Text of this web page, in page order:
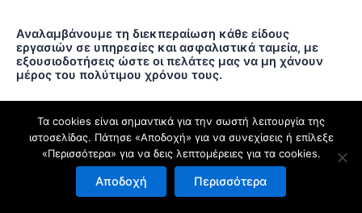
Αναλαμβάνουμε τη διεκπεραίωση κάθε είδους
εργασιών σε υπηρεσίες και ασφαλιστικά ταμεία, με
εξουσιοδοτήσεις ώστε οι πελάτες μας να μη χάνουν
μέρος του πολύτιμου χρόνου τους.
Copyright © 2026 Λογιστικό Γραφείο Ε.Ν.Α - Ελένη & Νικολέττα
Αρβανίτη | Powered by L3O
Τα cookies είναι σημαντικά για την σωστή λειτουργία της
ιστοσελίδας. Πάτησε «Αποδοχή» για να συνεχίσεις ή επίλεξε
«Περισσότερα» για να δεις λεπτομέρειες για τα cookies.
Αποδοχή Περισσότερα